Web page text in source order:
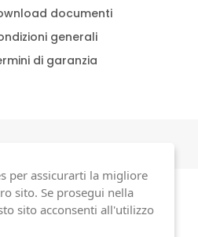
documenti
generali
di garanzia
per assicurarti la migliore
sito. Se prosegui nella
sito acconsenti all'utilizzo